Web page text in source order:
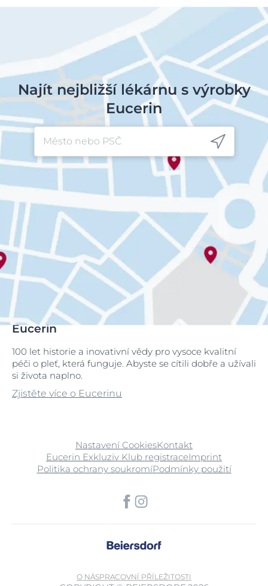
Najít nejbližší lékárnu s výrobky
Eucerin
Eucerin
100 let historie a inovativní vědy pro vysoce kvalitní
péči o pleť, která funguje. Abyste se cítili dobře a užívali
si života naplno.
Zjistěte více o Eucerinu
Nastavení CookiesKontakt
Eucerin Exkluziv Klub registraceImprint
Politika ochrany soukromíPodmínky použití
O NÁSPRACOVNÍ PŘÍLEŽITOSTI